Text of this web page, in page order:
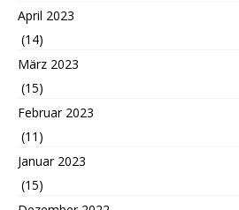
April 2023
(14)
März 2023
(15)
Februar 2023
(11)
Januar 2023
(15)